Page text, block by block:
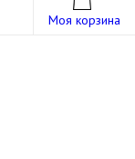
Моя корзина